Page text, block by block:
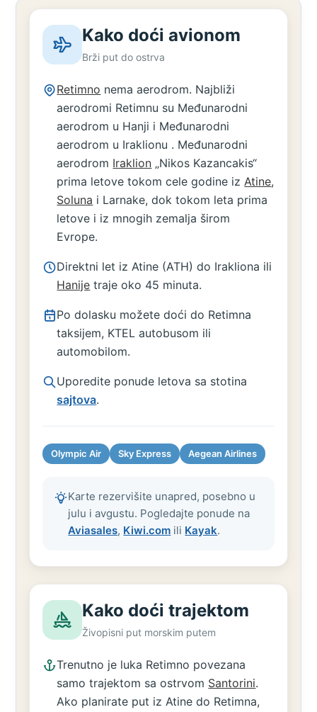
Kako doći avionom
Brži put do ostrva
Retimno nema aerodrom. Najbliži
aerodromi Retimnu su Međunarodni
aerodrom u Hanji i Međunarodni
aerodrom u Iraklionu . Međunarodni
aerodrom Iraklion „Nikos Kazancakis“
prima letove tokom cele godine izAtine,
Soluna i Larnake, dok tokom leta prima
letove i iz mnogih zemalja širom
Evrope.
Direktni let iz Atine (ATH) do Irakliona ili
Hanije traje oko 45 minuta.
Po dolasku možete doći do Retimna
taksijem, KTEL autobusom ili
automobilom.
Uporedite ponude letova sa stotina
sajtova.
Olympic Air Sky Express Aegean Airlines
Karte rezervišite unapred, posebno u
julu i avgustu. Pogledajte ponude na
Aviasales, Kiwi.com ili Kayak.
Kako doći trajektom
Živopisni put morskim putem
Trenutno je luka Retimno povezana
samo trajektom sa ostrvom Santorini.
Ako planirate put iz Atine do Retimna,